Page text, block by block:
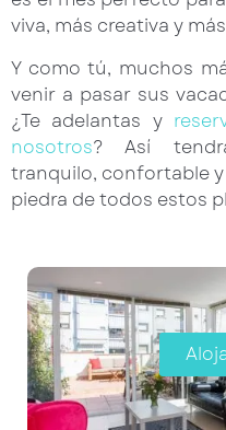
viva, más creativa y
Y como tú, muchos
venir a pasar sus
¿Te adelantas y
nosotros? Así
tranquilo, confortable
piedra de todos estos